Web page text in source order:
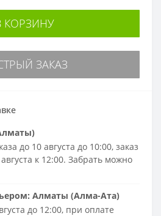
КОРЗИНУ
ЗАКАЗ
до 10 августа до 10:00, заказ
к 12:00. Забрать можно
: Алматы (Алма-Ата)
до 12:00, при оплате